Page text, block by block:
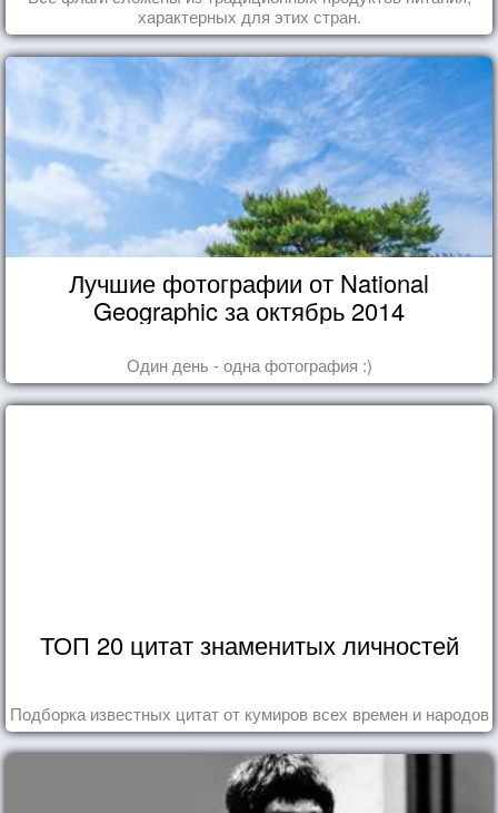
характерных для этих стран.
Лучшие фотографии от National
Geographic за октябрь 2014
Один день - одна фотография :)
ТОП 20 цитат знаменитых личностей
Подборка известных цитат от кумиров всех времен и народов